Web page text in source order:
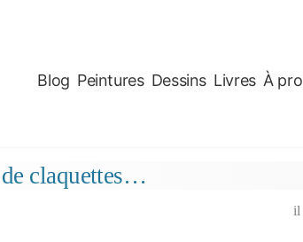
Blog Peintures Dessins Livres À
claquettes…
il